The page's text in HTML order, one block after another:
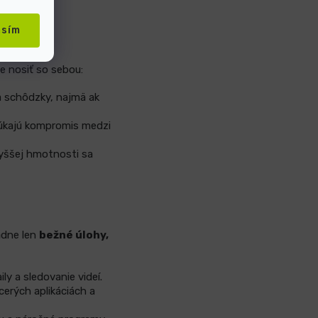
nosiť so sebou:
schôdzky, najmä ak
kompromis medzi
hmotnosti sa
len bežné úlohy,
a sledovanie videí.
aplikáciách a